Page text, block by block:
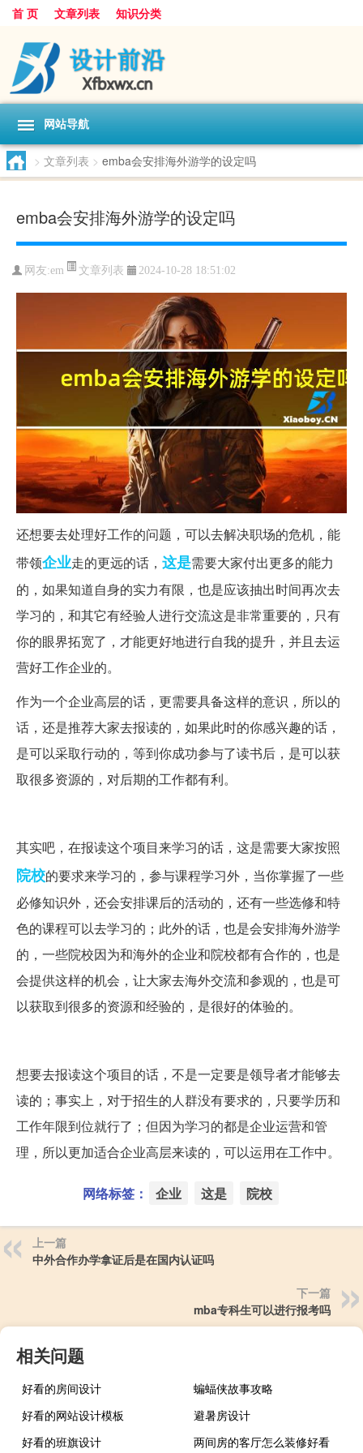
首 页 文章列表 知识分类
网站导航
> 文章列表 > emba会安排海外游学的设定吗
emba会安排海外游学的设定吗
网友:em 文章列表 2024-10-28 18:51:02
还想要去处理好工作的问题，可以去解决职场的危机，能
带领企业走的更远的话， 这是需要大家付出更多的能力
的，如果知道自身的实力有限，也是应该抽出时间再次去
学习的，和其它有经验人进行交流这是非常重要的，只有
你的眼界拓宽了，才能更好地进行自我的提升，并且去运
营好工作企业的。
作为一个企业高层的话，更需要具备这样的意识，所以的
话，还是推荐大家去报读的，如果此时的你感兴趣的话，
是可以采取行动的，等到你成功参与了读书后，是可以获
取很多资源的，对后期的工作都有利。
其实吧，在报读这个项目来学习的话，这是需要大家按照
院校的要求来学习的，参与课程学习外，当你掌握了一些
必修知识外，还会安排课后的活动的，还有一些选修和特
色的课程可以去学习的；此外的话，也是会安排海外游学
的，一些院校因为和海外的企业和院校都有合作的，也是
会提供这样的机会，让大家去海外交流和参观的，也是可
以获取到很多的资源和经验的，是很好的体验的。
想要去报读这个项目的话，不是一定要是领导者才能够去
读的；事实上，对于招生的人群没有要求的，只要学历和
工作年限到位就行了；但因为学习的都是企业运营和管
理，所以更加适合企业高层来读的，可以运用在工作中。
网络标签： 企业 这是 院校
上一篇
中外合作办学拿证后是在国内认证吗
下一篇
mba专科生可以进行报考吗
相关问题
好看的房间设计
蝙蝠侠故事攻略
好看的网站设计模板
避暑房设计
好看的班旗设计
两间房的客厅怎么装修好看